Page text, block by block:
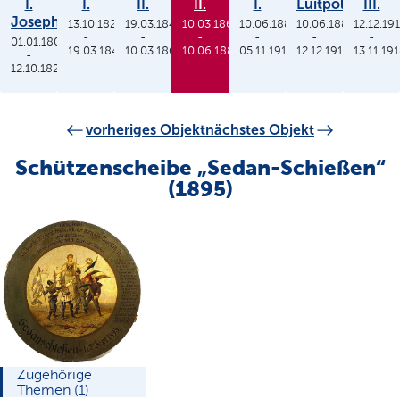
I.
Joseph
01.01.1806
-
12.10.1825
I.
13.10.1825
-
19.03.1848
II.
19.03.1848
-
10.03.1864
II.
10.03.1864
-
10.06.1886
I.
10.06.1886
-
05.11.1913
Luitpold
10.06.1886
-
12.12.1912
III.
-
vorheriges Objektnächstes Objekt
Schützenscheibe „Sedan-Schießen“
(1895)
Zugehörige
Themen (1)